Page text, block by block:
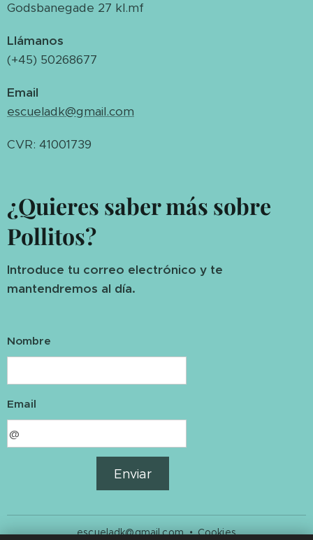
Godsbanegade 27 kl.mf
Llámanos
(+45) 50268677
Email
escueladk@gmail.com
CVR: 41001739
¿Quieres saber más sobre
Pollitos?
Introduce tu correo electrónico y te
mantendremos al día.
Nombre
Email
Enviar
escueladk@gmail.com Cookies